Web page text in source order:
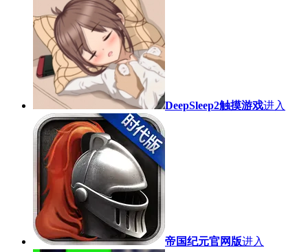
DeepSleep2触摸游戏进入
帝国纪元官网版进入